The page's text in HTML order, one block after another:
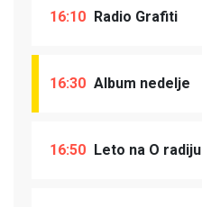
16:10 Radio Grafiti
16:30 Album nedelje
16:50 Leto na O radiju